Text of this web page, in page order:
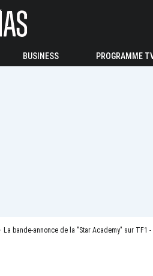
BUSINESS PROGRAMME
La bande-annonce de la "Star Academy" sur TF1